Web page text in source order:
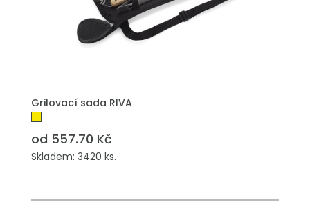
Grilovací sada RIVA
od 557.70 Kč
Skladem: 3420 ks.